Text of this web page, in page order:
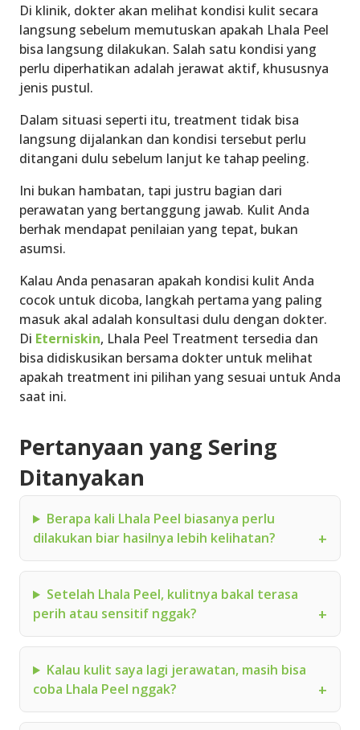
Di klinik, dokter akan melihat kondisi kulit secara
langsung sebelum memutuskan apakah Lhala Peel
bisa langsung dilakukan. Salah satu kondisi yang
perlu diperhatikan adalah jerawat aktif, khususnya
jenis pustul.
Dalam situasi seperti itu, treatment tidak bisa
langsung dijalankan dan kondisi tersebut perlu
ditangani dulu sebelum lanjut ke tahap peeling.
Ini bukan hambatan, tapi justru bagian dari
perawatan yang bertanggung jawab. Kulit Anda
berhak mendapat penilaian yang tepat, bukan
asumsi.
Kalau Anda penasaran apakah kondisi kulit Anda
cocok untuk dicoba, langkah pertama yang paling
masuk akal adalah konsultasi dulu dengan dokter.
Di Eterniskin, Lhala Peel Treatment tersedia dan
bisa didiskusikan bersama dokter untuk melihat
apakah treatment ini pilihan yang sesuai untuk Anda
saat ini.
Pertanyaan yang Sering
Ditanyakan
Berapa kali Lhala Peel biasanya perlu
dilakukan biar hasilnya lebih kelihatan?
Setelah Lhala Peel, kulitnya bakal terasa
perih atau sensitif nggak?
Kalau kulit saya lagi jerawatan, masih bisa
coba Lhala Peel nggak?